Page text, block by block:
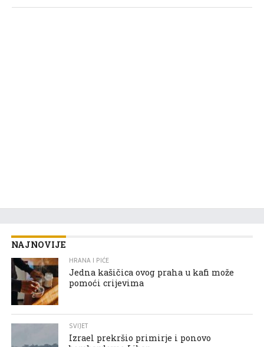
NAJNOVIJE
HRANA I PIĆE
Jedna kašičica ovog praha u kafi može
pomoći crijevima
SVIJET
Izrael prekršio primirje i ponovo